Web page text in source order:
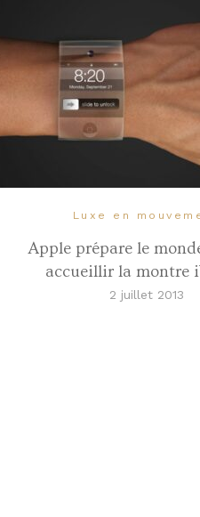
Luxe en
Apple prépare le
accueillir la montre
2 juillet 2013